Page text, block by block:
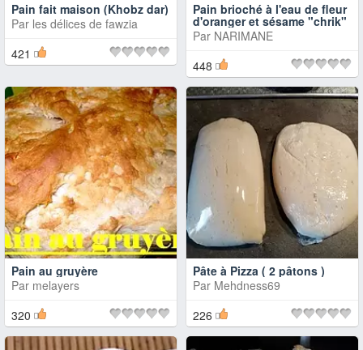
Pain fait maison (Khobz dar)
Par les délices de fawzia
421
Pain brioché à l'eau de fleur
d'oranger et sésame "chrik"
Par NARIMANE
448
Pain au gruyère
Par melayers
320
Pâte à Pizza ( 2 pâtons )
Par Mehdness69
226